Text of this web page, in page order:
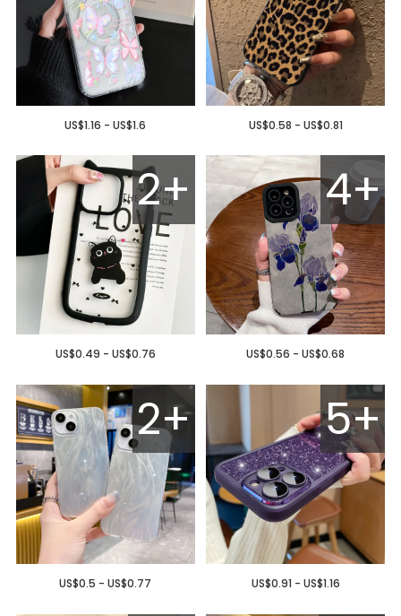
US$1.16 - US$1.6 US$0.58 - US$0.81
2+
US$0.49 - US$0.76
4+
US$0.56 - US$0.68
2+
US$0.5 - US$0.77
5+
US$0.91 - US$1.16